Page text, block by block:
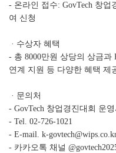
- 온라인 접수: GovTech 창업
여 신청
· 수상자 혜택
- 총 8000만원 상당의 상금과
연계 지원 등 다양한 혜택 제
· 문의처
- GovTech 창업경진대회 운
- Tel. 02-726-1021
- E-mail. k-
- 카카오톡 채널